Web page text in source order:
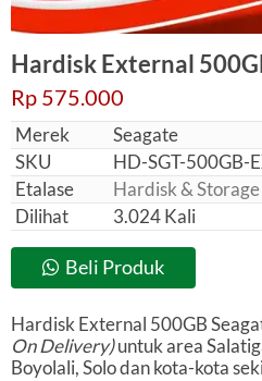
Hardisk External
Rp 575.000
Merek
Seagate
SKU
HD-SGT-500GB-
Etalase
Hardisk & Storage
Dilihat
3.024 Kali
Beli Produk
Hardisk External 500GB
On Delivery)untuk area
Boyolali, Solo dan kota-kota